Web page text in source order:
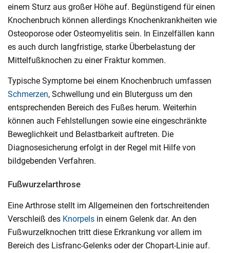
einem Sturz aus großer Höhe auf. Begünstigend für einen
Knochenbruch können allerdings Knochenkrankheiten wie
Osteoporose oder Osteomyelitis sein. In Einzelfällen kann
es auch durch langfristige, starke Überbelastung der
Mittelfußknochen zu einer Fraktur kommen.
Typische Symptome bei einem Knochenbruch umfassen
Schmerzen, Schwellung und ein Bluterguss um den
entsprechenden Bereich des Fußes herum. Weiterhin
können auch Fehlstellungen sowie eine eingeschränkte
Beweglichkeit und Belastbarkeit auftreten. Die
Diagnosesicherung erfolgt in der Regel mit Hilfe von
bildgebenden Verfahren.
Fußwurzelarthrose
Eine Arthrose stellt im Allgemeinen den fortschreitenden
Verschleiß des Knorpels in einem Gelenk dar. An den
Fußwurzelknochen tritt diese Erkrankung vor allem im
Bereich des Lisfranc-Gelenks oder der Chopart-Linie auf.